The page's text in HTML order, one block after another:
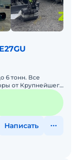
6 тонн. Все
от Крупнейшего
со складов в
Написать